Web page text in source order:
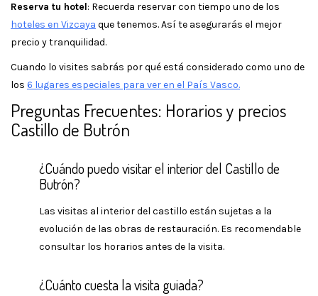
Reserva tu hotel: Recuerda reservar con tiempo uno de los
hoteles en Vizcaya que tenemos. Así te asegurarás el mejor
precio y tranquilidad.
Cuando lo visites sabrás por qué está considerado como uno de
los 6 lugares especiales para ver en el País Vasco.
Preguntas Frecuentes: Horarios y precios
Castillo de Butrón
¿Cuándo puedo visitar el interior del Castillo de
Butrón?
Las visitas al interior del castillo están sujetas a la
evolución de las obras de restauración. Es recomendable
consultar los horarios antes de la visita.
¿Cuánto cuesta la visita guiada?